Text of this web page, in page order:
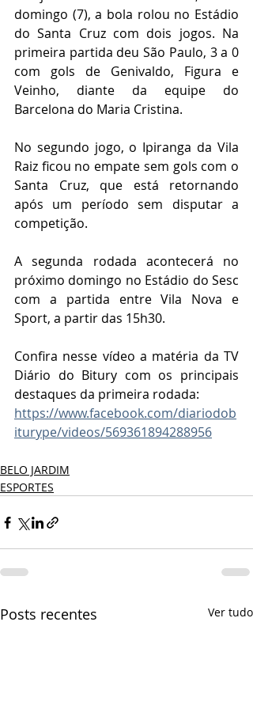
domingo (7), a bola rolou no Estádio
do Santa Cruz com dois jogos. Na
primeira partida deu São Paulo, 3 a 0
com gols de Genivaldo, Figura e
Veinho, diante da equipe do
Barcelona do Maria Cristina.
No segundo jogo, o Ipiranga da Vila
Raiz ficou no empate sem gols com o
Santa Cruz, que está retornando
após um período sem disputar a
competição.
A segunda rodada acontecerá no
próximo domingo no Estádio do Sesc
com a partida entre Vila Nova e
Sport, a partir das 15h30.
Confira nesse vídeo a matéria da TV
Diário do Bitury com os principais
destaques da primeira rodada:
https://www.facebook.com/diariodob
iturype/videos/569361894288956
BELO JARDIM
ESPORTES
Posts recentes Ver tudo